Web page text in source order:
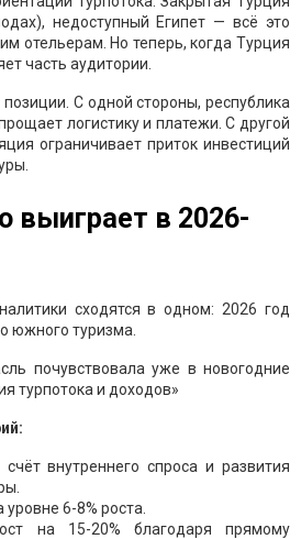
недоступный Египет — всё это
отельерам. Но теперь, когда Турция
часть аудитории.
С одной стороны, республика
логистику и платежи. С другой
ограничивает приток инвестиций
выиграет в 2026-
сходятся в одном: 2026 год
южного туризма.
почувствовала уже в новогодние
турпотока и доходов»
внутреннего спроса и развития
6-8% роста.
на 15-20% благодаря прямому